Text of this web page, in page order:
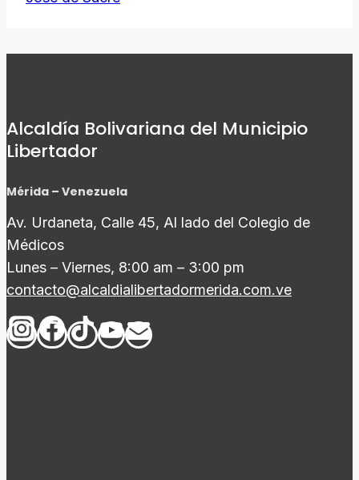
Alcaldía Bolivariana del Municipio
Libertador
Mérida – Venezuela
Av. Urdaneta, Calle 45, Al lado del Colegio de
Médicos
Lunes – Viernes, 8:00 am – 3:00 pm
contacto@alcaldialibertadormerida.com.ve